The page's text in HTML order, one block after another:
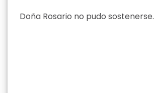
Doña Rosario no pudo sostenerse.